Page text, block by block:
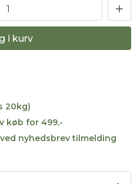
i kurv
20kg)
køb for 499,-
nyhedsbrev tilmelding